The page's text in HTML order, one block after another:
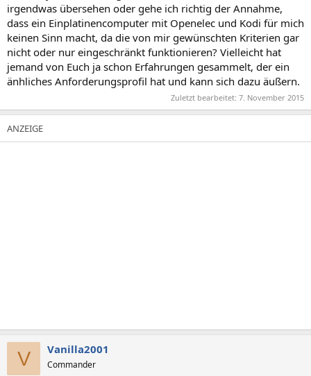
irgendwas übersehen oder gehe ich richtig der Annahme,
dass ein Einplatinencomputer mit Openelec und Kodi für mich
keinen Sinn macht, da die von mir gewünschten Kriterien gar
nicht oder nur eingeschränkt funktionieren? Vielleicht hat
jemand von Euch ja schon Erfahrungen gesammelt, der ein
änhliches Anforderungsprofil hat und kann sich dazu äußern.
Zuletzt bearbeitet: 7. November 2015
V Vanilla2001
Commander